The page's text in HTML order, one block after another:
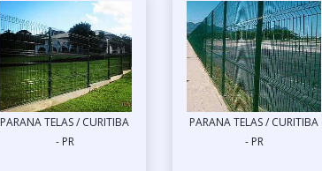
PARANA TELAS / CURITIBA
- PR
PARANA TELAS / CURITIBA
- PR